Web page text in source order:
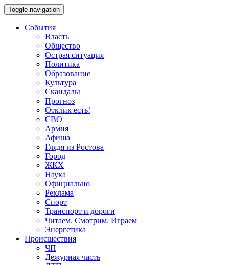
Toggle navigation
События
Власть
Общество
Острая ситуация
Политика
Образование
Культура
Скандалы
Прогноз
Отклик есть!
СВО
Армия
Афиша
Глядя из Ростова
Город
ЖКХ
Наука
Официально
Реклама
Спорт
Транспорт и дороги
Читаем. Смотрим. Играем
Энергетика
Происшествия
ЧП
Дежурная часть